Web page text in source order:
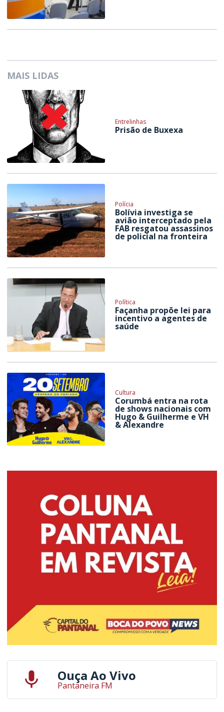
MAIS LIDAS
Entrelinhas
Prisão de Buxexa
Polícia
Bolívia investiga se
avião interceptado pela
FAB resgatou assassinos
de policial na fronteira
Política
Façanha propõe lei para
incentivo a agentes de
saúde
Cultura
Corumbá entra na rota
de shows nacionais com
Hugo & Guilherme e VH
& Alexandre
Ouça Ao Vivo
Pantaneira FM